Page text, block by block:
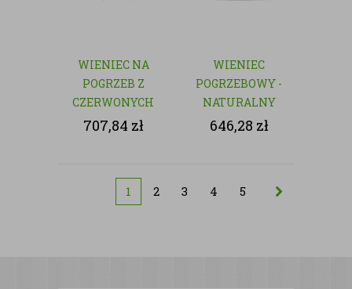
WIENIEC NA
POGRZEB Z
CZERWONYCH
RÓŻ
707,84 zł
WIENIEC
POGRZEBOWY -
NATURALNY
646,28 zł
1 2 3 4 5